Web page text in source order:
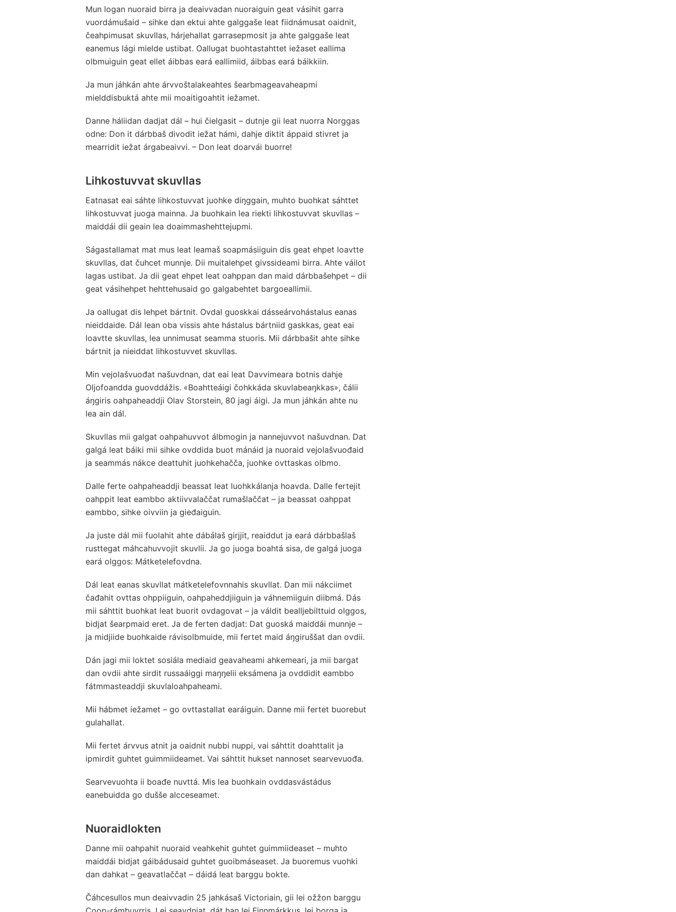
Mun logan nuoraid birra ja deaivvadan nuoraiguin geat vásihit garra
vuordámušaid – sihke dan ektui ahte galggaše leat fiidnámusat oaidnit,
čeahpimusat skuvllas, hárjehallat garrasepmosit ja ahte galggaše leat
eanemus lági mielde ustibat. Oallugat buohtastahttet iežaset eallima
olbmuiguin geat ellet áibbas eará eallimiid, áibbas eará báikkiin.
Ja mun jáhkán ahte árvvoštalakeahtes šearbmageavaheapmi
mielddisbuktá ahte mii moaitigoahtit iežamet.
Danne háliidan dadjat dál – hui čielgasit – dutnje gii leat nuorra Norggas
odne: Don it dárbbaš divodit iežat hámi, dahje diktit áppaid stivret ja
mearridit iežat árgabeaivvi. – Don leat doarvái buorre!
Lihkostuvvat skuvllas
Eatnasat eai sáhte lihkostuvvat juohke diŋggain, muhto buohkat sáhttet
lihkostuvvat juoga mainna. Ja buohkain lea riekti lihkostuvvat skuvllas –
maiddái dii geain lea doaimmashehttejupmi.
Ságastallamat mat mus leat leamaš soapmásiiguin dis geat ehpet loavtte
skuvllas, dat čuhcet munnje. Dii muitalehpet givssideami birra. Ahte váilot
lagas ustibat. Ja dii geat ehpet leat oahppan dan maid dárbbašehpet – dii
geat vásihehpet hehttehusaid go galgabehtet bargoeallimii.
Ja oallugat dis lehpet bártnit. Ovdal guoskkai dásseárvohástalus eanas
nieiddaide. Dál lean oba vissis ahte hástalus bártniid gaskkas, geat eai
loavtte skuvllas, lea unnimusat seamma stuoris. Mii dárbbašit ahte sihke
bártnit ja nieiddat lihkostuvvet skuvllas.
Min vejolašvuođat našuvdnan, dat eai leat Davvimeara botnis dahje
Oljofoandda guovddážis. «Boahtteáigi čohkkáda skuvlabeaŋkkas», čálii
áŋgiris oahpaheaddji Olav Storstein, 80 jagi áigi. Ja mun jáhkán ahte nu
lea ain dál.
Skuvllas mii galgat oahpahuvvot álbmogin ja nannejuvvot našuvdnan. Dat
galgá leat báiki mii sihke ovddida buot mánáid ja nuoraid vejolašvuođaid
ja seammás nákce deattuhit juohkehačča, juohke ovttaskas olbmo.
Dalle ferte oahpaheaddji beassat leat luohkkálanja hoavda. Dalle fertejit
oahppit leat eambbo aktiivvalaččat rumašlaččat – ja beassat oahppat
eambbo, sihke oivviin ja gieđaiguin.
Ja juste dál mii fuolahit ahte dábálaš girjjit, reaiddut ja eará dárbbašlaš
rusttegat máhcahuvvojit skuvlii. Ja go juoga boahtá sisa, de galgá juoga
eará olggos: Mátketelefovdna.
Dál leat eanas skuvllat mátketelefovnnahis skuvllat. Dan mii nákciimet
čađahit ovttas ohppiiguin, oahpaheddjiiguin ja váhnemiiguin diibmá. Dás
mii sáhttit buohkat leat buorit ovdagovat – ja váldit bealljebilttuid olggos,
bidjat šearpmaid eret. Ja de ferten dadjat: Dat guoská maiddái munnje –
ja midjiide buohkaide rávisolbmuide, mii fertet maid áŋgiruššat dan ovdii.
Dán jagi mii loktet sosiála mediaid geavaheami ahkemeari, ja mii bargat
dan ovdii ahte sirdit russaáiggi maŋŋelii eksámena ja ovddidit eambbo
fátmmasteaddji skuvlaloahpaheami.
Mii hábmet iežamet – go ovttastallat earáiguin. Danne mii fertet buorebut
gulahallat.
Mii fertet árvvus atnit ja oaidnit nubbi nuppi, vai sáhttit doahttalit ja
ipmirdit guhtet guimmiideamet. Vai sáhttit hukset nannoset searvevuođa.
Searvevuohta ii boađe nuvttá. Mis lea buohkain ovddasvástádus
eanebuidda go dušše alcceseamet.
Nuoraidlokten
Danne mii oahpahit nuoraid veahkehit guhtet guimmiideaset – muhto
maiddái bidjat gáibádusaid guhtet guoibmáseaset. Ja buoremus vuohki
dan dahkat – geavatlaččat – dáidá leat barggu bokte.
Čáhcesullos mun deaivvadin 25 jahkásaš Victoriain, gii lei ožžon barggu